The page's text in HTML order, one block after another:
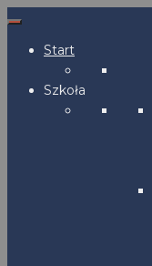
Start
Szkoła